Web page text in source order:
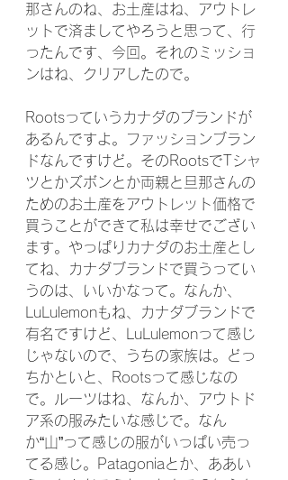
那さんのね、お土産はね、アウトレ
ットで済ましてやろうと思って、行
ったんです、今回。それのミッショ
ンはね、クリアしたので。
Rootsっていうカナダのブランドが
あるんですよ。ファッションブラン
ドなんですけど。そのRootsでTシャ
ツとかズボンとか両親と旦那さんの
ためのお土産をアウトレット価格で
買うことができて私は幸せでござい
ます。やっぱりカナダのお土産とし
てね、カナダブランドで買うってい
うのは、いいかなって。なんか、
LuLulemonもね、カナダブランドで
有名ですけど、LuLulemonって感じ
じゃないので、うちの家族は。どっ
ちかといと、Rootsって感じなの
で。ルーツはね、なんか、アウトド
ア系の服みたいな感じで。なん
か“山”って感じの服がいっぱい売っ
てる感じ。Patagoniaとか、ああい